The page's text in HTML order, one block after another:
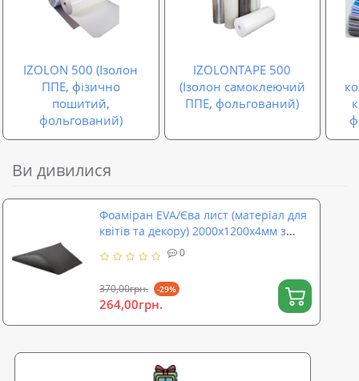
IZOLON 500 (Ізолон
ППЕ, фізично
пошитий,
фольгований)
IZOLONTAPE 500
(Ізолон самоклеючий
ППЕ, фольгований)
Ви дивилися
Фоаміран EVA/Єва лист (матеріал для
квітів та декору) 2000x1200x4мм з
тисненням SoundProOFF (sp-0081)
0
370,00грн. -29%
264,00грн.